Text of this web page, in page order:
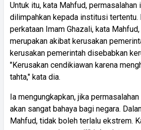
Untuk itu, kata Mahfud,
dilimpahkan kepada institusi tertentu.
perkataan Imam Ghazali, kata
merupakan akibat kerusakan
kerusakan pemerintah disebabkan
"Kerusakan cendikiawan karena
tahta," kata dia.
Ia mengungkapkan, jika
akan sangat bahaya bagi negara.
Mahfud, tidak boleh terlalu ekstrem.